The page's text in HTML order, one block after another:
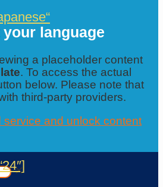
your language
a placeholder content
. To access the actual
below. Please note that
third-party providers.
service and unlock content
✕